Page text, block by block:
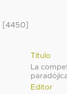
[4450]
Título
La
Editor